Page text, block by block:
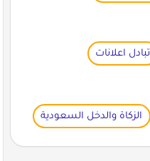
تبادل اعلانات
الزكاة والدخل السعودية